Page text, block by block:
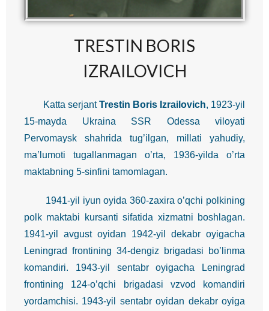
TRESTIN BORIS
IZRAILOVICH
Katta serjantTrestin Boris Izrailovich, 1923-yil
15-mayda Ukraina SSR Odessa viloyati
Pervomaysk shahrida tug’ilgan, millati yahudiy,
ma’lumoti tugallanmagan o’rta, 1936-yilda o’rta
maktabning 5-sinfini tamomlagan.
1941-yil iyun oyida 360-zaxira o’qchi polkining
polk maktabi kursanti sifatida xizmatni boshlagan.
1941-yil avgust oyidan 1942-yil dekabr oyigacha
Leningrad frontining 34-dengiz brigadasi bo’linma
komandiri. 1943-yil sentabr oyigacha Leningrad
frontining 124-o’qchi brigadasi vzvod komandiri
yordamchisi. 1943-yil sentabr oyidan dekabr oyiga